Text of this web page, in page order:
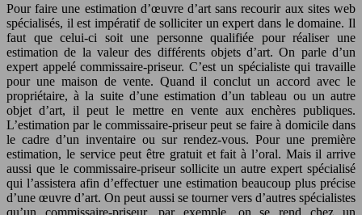
Pour faire une estimation d’œuvre d’art sans recourir aux sites web
spécialisés, il est impératif de solliciter un expert dans le domaine. Il
faut que celui-ci soit une personne qualifiée pour réaliser une
estimation de la valeur des différents objets d’art. On parle d’un
expert appelé commissaire-priseur. C’est un spécialiste qui travaille
pour une maison de vente. Quand il conclut un accord avec le
propriétaire, à la suite d’une estimation d’un tableau ou un autre
objet d’art, il peut le mettre en vente aux enchères publiques.
L’estimation par le commissaire-priseur peut se faire à domicile dans
le cadre d’un inventaire ou sur rendez-vous. Pour une première
estimation, le service peut être gratuit et fait à l’oral. Mais il arrive
aussi que le commissaire-priseur sollicite un autre expert spécialisé
qui l’assistera afin d’effectuer une estimation beaucoup plus précise
d’une œuvre d’art. On peut aussi se tourner vers d’autres spécialistes
qu’un commissaire-priseur, par exemple, on se rend chez un